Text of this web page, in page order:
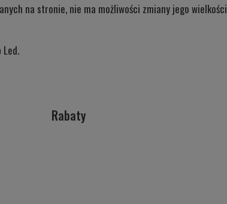
na stronie, nie ma możliwości zmiany jego
Rabaty